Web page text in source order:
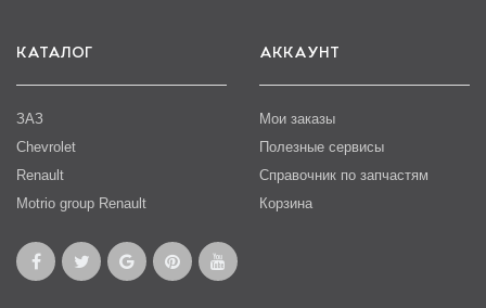
КАТАЛОГ
ЗАЗ
Chevrolet
Renault
Motrio group Renault
АККАУНТ
Мои заказы
Полезные сервисы
Справочник по запчастям
Корзина